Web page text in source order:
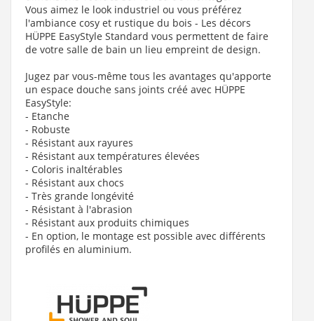
Vous aimez le look industriel ou vous préférez
l'ambiance cosy et rustique du bois - Les décors
HÜPPE EasyStyle Standard vous permettent de faire
de votre salle de bain un lieu empreint de design.
Jugez par vous-même tous les avantages qu'apporte
un espace douche sans joints créé avec HÜPPE
EasyStyle:
- Etanche
- Robuste
- Résistant aux rayures
- Résistant aux températures élevées
- Coloris inaltérables
- Résistant aux chocs
- Très grande longévité
- Résistant à l'abrasion
- Résistant aux produits chimiques
- En option, le montage est possible avec différents
profilés en aluminium.